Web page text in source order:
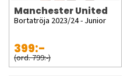
Manchester United
Bortatröja 2023/24 - Junior
399:-
(ord. 799:-)